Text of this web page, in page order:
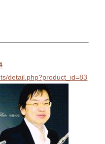
detail.php?product_id=83